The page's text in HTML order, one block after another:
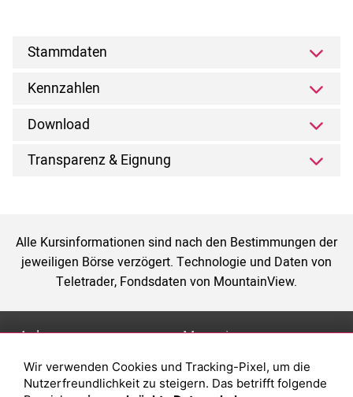
Stammdaten
Kennzahlen
Download
Transparenz & Eignung
Alle Kursinformationen sind nach den Bestimmungen der
jeweiligen Börse verzögert. Technologie und Daten von
Teletrader, Fondsdaten von MountainView.
Anlage
Depot eröffnen
Magazin
Was sind sind ETFs?
Wir verwenden Cookies und Tracking-Pixel, um die
Nutzerfreundlichkeit zu steigern. Das betrifft folgende